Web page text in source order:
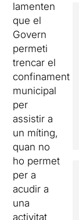
lamenten
que el
Govern
permeti
trencar el
confinament
municipal
per
assistir a
un míting,
quan no
ho permet
per a
acudir a
una
activitat